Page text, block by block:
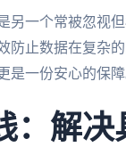
另一个常被忽视
防止数据在复杂
是一份安心的保障
：解决